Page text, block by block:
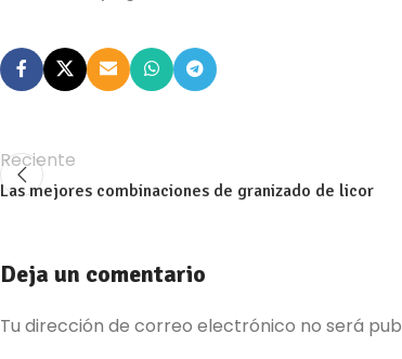
Reciente
Las mejores combinaciones de granizado de licor
Deja un comentario
Tu dirección de correo electrónico no será